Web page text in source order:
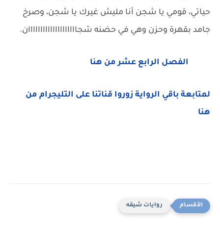
حياتي، قومي يا شجن أنا مليش غيرك يا شجن، وصرخ
جامد بقهرة وحزن وهي في حضنه شجاااااااااااااااااااان.
الفصل الرابع عشر من هنا
لمتابعة باقي الرواية زوروا قناتنا على التليجرام من
هنا
روايات شيقه